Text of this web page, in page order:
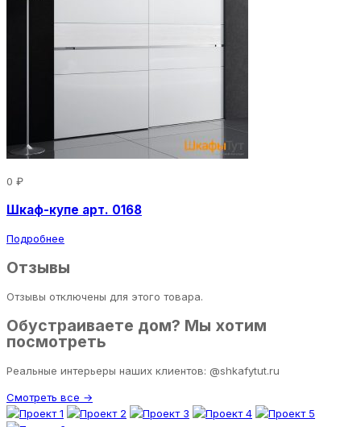
0 ₽
Шкаф-купе арт. 0168
Подробнее
Отзывы
Отзывы отключены для этого товара.
Обустраиваете дом? Мы хотим
посмотреть
Реальные интерьеры наших клиентов: @shkafytut.ru
Смотреть все →